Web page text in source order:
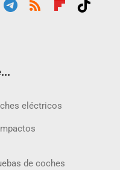
eléctricos
de coches